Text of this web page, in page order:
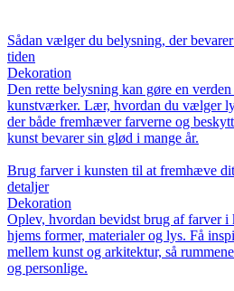
Sådan vælger du belysning, der
tiden
Dekoration
Den rette belysning kan gøre en
kunstværker. Lær, hvordan du vælger
der både fremhæver farverne og
kunst bevarer sin glød i mange år.
Brug farver i kunsten til at fremhæve
detaljer
Dekoration
Oplev, hvordan bevidst brug af farver i
hjems former, materialer og lys. Få
mellem kunst og arkitektur, så
og personlige.